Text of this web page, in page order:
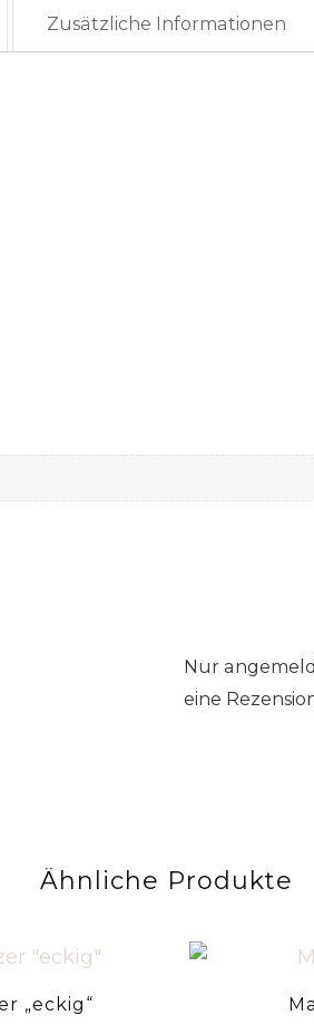
Zusätzliche Informationen
Nur
eine
Ähnliche Produkte
„eckig“